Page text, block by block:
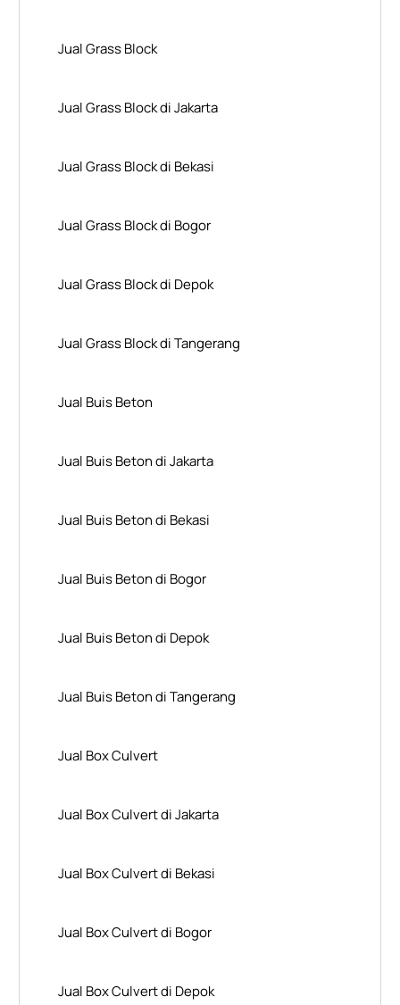
Jual Grass Block
Jual Grass Block di Jakarta
Jual Grass Block di Bekasi
Jual Grass Block di Bogor
Jual Grass Block di Depok
Jual Grass Block di Tangerang
Jual Buis Beton
Jual Buis Beton di Jakarta
Jual Buis Beton di Bekasi
Jual Buis Beton di Bogor
Jual Buis Beton di Depok
Jual Buis Beton di Tangerang
Jual Box Culvert
Jual Box Culvert di Jakarta
Jual Box Culvert di Bekasi
Jual Box Culvert di Bogor
Jual Box Culvert di Depok